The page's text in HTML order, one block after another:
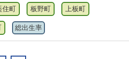
住町 板野町 上板町
総出生率